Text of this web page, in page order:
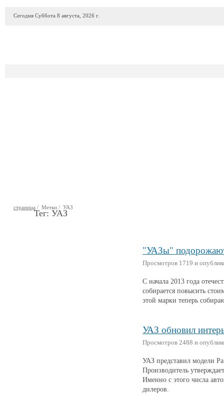
Сегодня Суббота 8 августа, 2026 г.
страница / Метки / УАЗ
Тег: УАЗ
"УАЗы"
Просмотров 1719 и
С начала 2013 года
собирается повысить
этой марки теперь
УАЗ обновил
Просмотров 2488 и
УАЗ представил модели
Производитель
Именно с этого числа
дилеров.